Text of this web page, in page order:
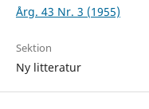
Årg. 43 Nr. 3 (1955)
Sektion
Ny litteratur